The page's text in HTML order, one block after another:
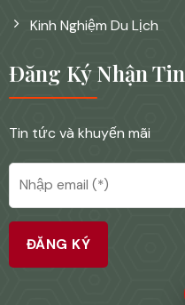
Kinh Nghiệm Du Lịch
Đăng Ký Nhận Tin
Tin tức và khuyến mãi